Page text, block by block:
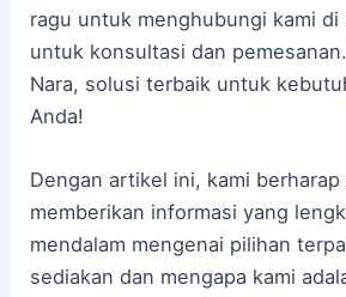
ragu untuk menghubungi kami di
untuk konsultasi dan
Nara, solusi terbaik untuk
Anda!
Dengan artikel ini, kami berharap
memberikan informasi yang
mendalam mengenai pilihan
sediakan dan mengapa kami